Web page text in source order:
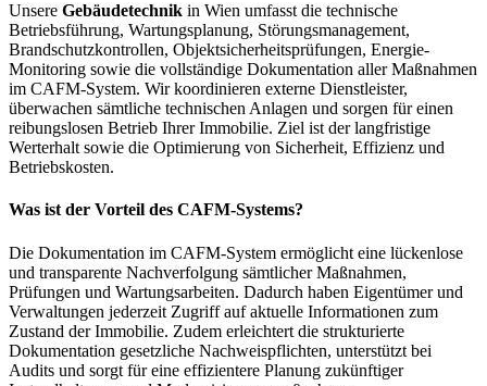
Unsere Gebäudetechnik in Wien umfasst die technische
Betriebsführung, Wartungsplanung, Störungsmanagement,
Brandschutzkontrollen, Objektsicherheitsprüfungen, Energie-
Monitoring sowie die vollständige Dokumentation aller Maßnahmen
im CAFM-System. Wir koordinieren externe Dienstleister,
überwachen sämtliche technischen Anlagen und sorgen für einen
reibungslosen Betrieb Ihrer Immobilie. Ziel ist der langfristige
Werterhalt sowie die Optimierung von Sicherheit, Effizienz und
Betriebskosten.
Was ist der Vorteil des CAFM-Systems?
Die Dokumentation im CAFM-System ermöglicht eine lückenlose
und transparente Nachverfolgung sämtlicher Maßnahmen,
Prüfungen und Wartungsarbeiten. Dadurch haben Eigentümer und
Verwaltungen jederzeit Zugriff auf aktuelle Informationen zum
Zustand der Immobilie. Zudem erleichtert die strukturierte
Dokumentation gesetzliche Nachweispflichten, unterstützt bei
Audits und sorgt für eine effizientere Planung zukünftiger